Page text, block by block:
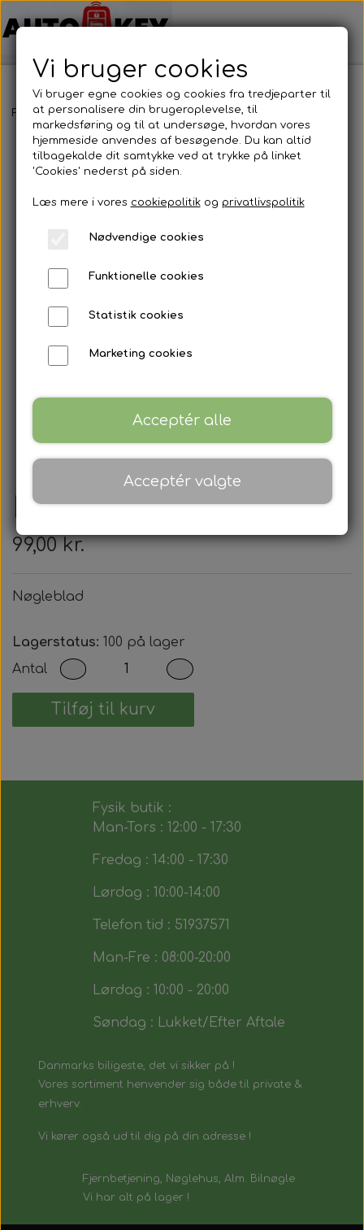
Forside Bilnøgler Toyota Nøgleblad Nøgleblad
Nøgleblad
99,00 kr.
Nøgleblad
Lagerstatus: 100 på lager
Antal
Tilføj til kurv
Fysik butik :
Man-Tors : 12:00 - 17:30
Fredag : 14:00 - 17:30
Lørdag : 10:00-14:00
Telefon tid : 51937571
Man-Fre : 08:00-20:00
Lørdag : 10:00 - 20:00
Søndag : Lukket/Efter Aftale
Danmarks biligeste, det vi sikker på !
Vores sortiment henvender sig både til private &
erhverv.
Vi kører også ud til dig på din adresse !
Fjernbetjening, Nøglehus, Alm. Bilnøgle
Vi har alt på lager !
Vi bruger cookies
Vi bruger egne cookies og cookies fra tredjeparter til
at personalisere din brugeroplevelse, til
markedsføring og til at undersøge, hvordan vores
hjemmeside anvendes af besøgende. Du kan altid
tilbagekalde dit samtykke ved at trykke på linket
'Cookies' nederst på siden.
Læs mere i vores cookiepolitikog privatlivspolitik
Nødvendige cookies
Funktionelle cookies
Statistik cookies
Marketing cookies
Acceptér alle
Acceptér valgte